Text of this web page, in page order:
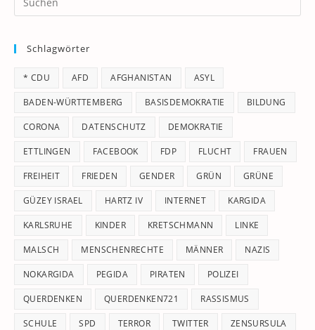
Schlagwörter
* CDU AFD AFGHANISTAN ASYL
BADEN-WÜRTTEMBERG BASISDEMOKRATIE BILDUNG
CORONA DATENSCHUTZ DEMOKRATIE
ETTLINGEN FACEBOOK FDP FLUCHT FRAUEN
FREIHEIT FRIEDEN GENDER GRÜN GRÜNE
GÜZEY ISRAEL HARTZ IV INTERNET KARGIDA
KARLSRUHE KINDER KRETSCHMANN LINKE
MALSCH MENSCHENRECHTE MÄNNER NAZIS
NOKARGIDA PEGIDA PIRATEN POLIZEI
QUERDENKEN QUERDENKEN721 RASSISMUS
SCHULE SPD TERROR TWITTER ZENSURSULA